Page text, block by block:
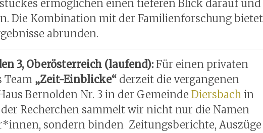
ermöglichen einen tieferen Blick darauf und
Die Kombination mit der Familienforschung bietet
abrunden.
3, Oberösterreich (laufend): Für einen privaten
Team „Zeit-Einblicke“ derzeit die vergangenen
Bernolden Nr. 3 in der Gemeinde Diersbach in
Recherchen sammelt wir nicht nur die Namen
sondern binden Zeitungsberichte, Auszüge